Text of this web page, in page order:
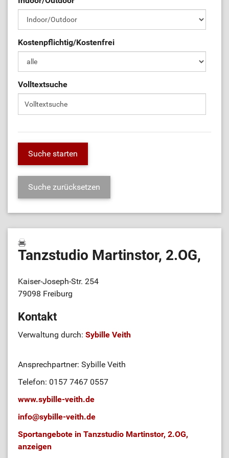
Kostenpflichtig/Kostenfrei
Volltextsuche
Tanzstudio Martinstor, 2.OG,
Kaiser-Joseph-Str. 254
79098 Freiburg
Kontakt
Verwaltung durch: Sybille Veith
Ansprechpartner: Sybille Veith
Telefon: 0157 7467 0557
www.sybille-veith.de
info@sybille-veith.de
Sportangebote in Tanzstudio Martinstor, 2.OG,
anzeigen